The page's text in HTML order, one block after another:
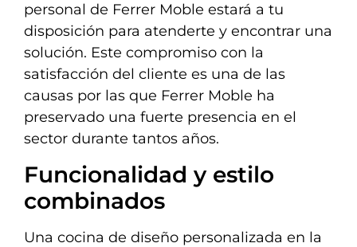
personal de Ferrer Moble estará a tu
disposición para atenderte y encontrar una
solución. Este compromiso con la
satisfacción del cliente es una de las
causas por las que Ferrer Moble ha
preservado una fuerte presencia en el
sector durante tantos años.
Funcionalidad y estilo
combinados
Una cocina de diseño personalizada en la